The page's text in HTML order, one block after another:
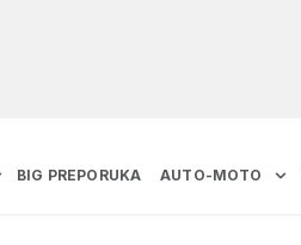
BIG PREPORUKA AUTO-MOTO